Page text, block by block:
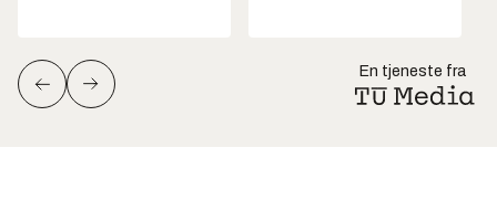
En tjeneste fra